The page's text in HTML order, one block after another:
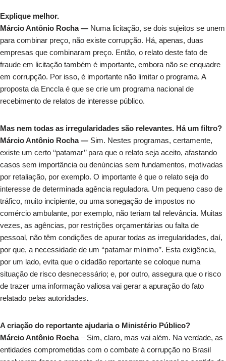
Explique melhor.
Márcio Antônio Rocha — Numa licitação, se dois sujeitos se unem
para combinar preço, não existe corrupção. Há, apenas, duas
empresas que combinaram preço. Então, o relato deste fato de
fraude em licitação também é importante, embora não se enquadre
em corrupção. Por isso, é importante não limitar o programa. A
proposta da Enccla é que se crie um programa nacional de
recebimento de relatos de interesse público.
Mas nem todas as irregularidades são relevantes. Há um filtro?
Márcio Antônio Rocha — Sim. Nestes programas, certamente,
existe um certo ‘‘patamar’’ para que o relato seja aceito, afastando
casos sem importância ou denúncias sem fundamentos, motivadas
por retaliação, por exemplo. O importante é que o relato seja do
interesse de determinada agência reguladora. Um pequeno caso de
tráfico, muito incipiente, ou uma sonegação de impostos no
comércio ambulante, por exemplo, não teriam tal relevância. Muitas
vezes, as agências, por restrições orçamentárias ou falta de
pessoal, não têm condições de apurar todas as irregularidades, daí,
por que, a necessidade de um ‘‘patamar mínimo’’. Esta exigência,
por um lado, evita que o cidadão reportante se coloque numa
situação de risco desnecessário; e, por outro, assegura que o risco
de trazer uma informação valiosa vai gerar a apuração do fato
relatado pelas autoridades.
A criação do reportante ajudaria o Ministério Público?
Márcio Antônio Rocha– Sim, claro, mas vai além. Na verdade, as
entidades comprometidas com o combate à corrupção no Brasil